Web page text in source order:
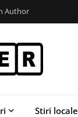
Author
Stiri locale